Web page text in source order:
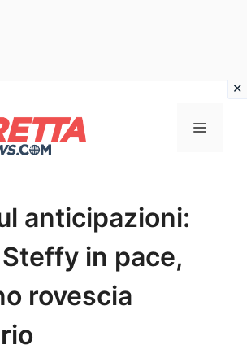
Menu
anticipazioni:
in pace,
rovescia